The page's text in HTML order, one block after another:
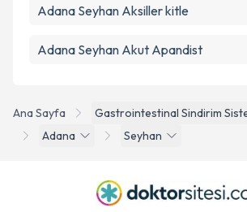
Ana Sayfa
Gastrointestinal Sindirim
Adana
Seyhan
Adana Seyhan Aksiller kitle
Adana Seyhan Akut Apandist